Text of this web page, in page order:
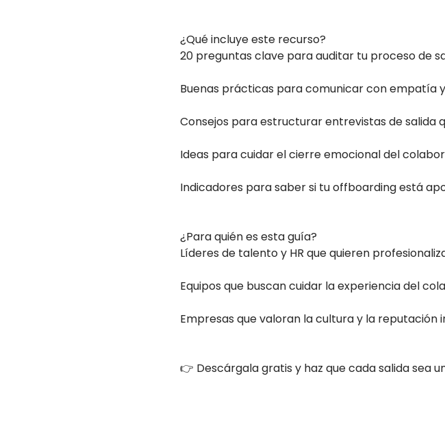
¿Qué incluye este recurso?
20 preguntas clave para auditar tu proceso de
Buenas prácticas para comunicar con empatía
Consejos para estructurar entrevistas de salida
Ideas para cuidar el cierre emocional del
Indicadores para saber si tu offboarding está
¿Para quién es esta guía?
Líderes de talento y HR que quieren
Equipos que buscan cuidar la experiencia del
Empresas que valoran la cultura y la reputación
👉 Descárgala gratis y haz que cada salida sea